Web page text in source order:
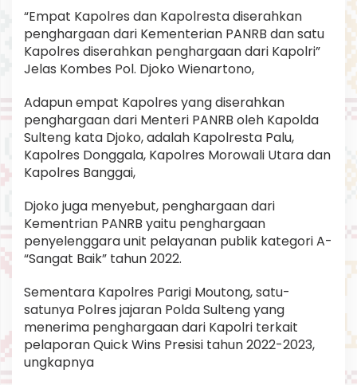
“Empat Kapolres dan Kapolresta diserahkan
penghargaan dari Kementerian PANRB dan satu
Kapolres diserahkan penghargaan dari Kapolri”
Jelas Kombes Pol. Djoko Wienartono,
Adapun empat Kapolres yang diserahkan
penghargaan dari Menteri PANRB oleh Kapolda
Sulteng kata Djoko, adalah Kapolresta Palu,
Kapolres Donggala, Kapolres Morowali Utara dan
Kapolres Banggai,
Djoko juga menyebut, penghargaan dari
Kementrian PANRB yaitu penghargaan
penyelenggara unit pelayanan publik kategori A-
“Sangat Baik” tahun 2022.
Sementara Kapolres Parigi Moutong, satu-
satunya Polres jajaran Polda Sulteng yang
menerima penghargaan dari Kapolri terkait
pelaporan Quick Wins Presisi tahun 2022-2023,
ungkapnya